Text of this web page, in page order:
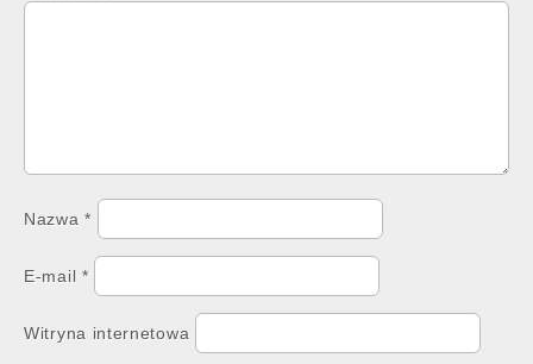
Nazwa*
E-mail *
Witryna internetowa